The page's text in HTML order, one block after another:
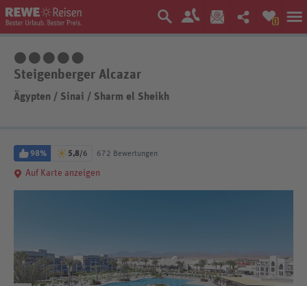
0
Steigenberger Alcazar
Ägypten / Sinai / Sharm el Sheikh
98% 5,8/6 672 Bewertungen
Auf Karte anzeigen